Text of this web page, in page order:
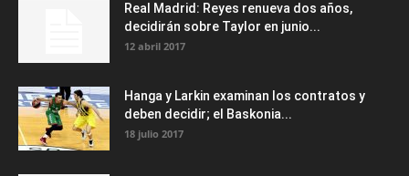
Real Madrid: Reyes renueva dos años,
decidirán sobre Taylor en junio...
12 abril 2017
Hanga y Larkin examinan los contratos y
deben decidir; el Baskonia...
18 julio 2017